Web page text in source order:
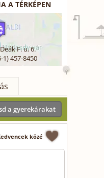
A TÉRKÉPEN
Deák F. u. 6.
1) 457-8450
a gyerekárakat
közé